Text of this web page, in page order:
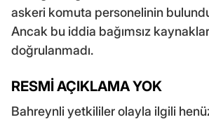
askeri komuta personelinin
Ancak bu iddia bağımsız
doğrulanmadı.
RESMİ AÇIKLAMA YOK
Bahreynli yetkililer olayla ilgili